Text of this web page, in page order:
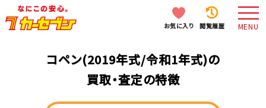
お気に入り 閲覧履歴 MENU
コペン(2019年式/令和1年式)の
買取・査定の特徴